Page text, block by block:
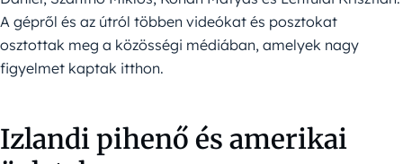
A gépről és az útról többen videókat és posztokat
osztottak meg a közösségi médiában, amelyek nagy
figyelmet kaptak itthon.
Izlandi pihenő és amerikai